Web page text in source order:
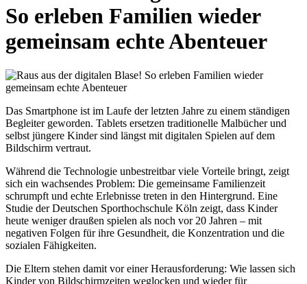
So erleben Familien wieder
gemeinsam echte Abenteuer
Das Smartphone ist im Laufe der letzten Jahre zu einem ständigen
Begleiter geworden. Tablets ersetzen traditionelle Malbücher und
selbst jüngere Kinder sind längst mit digitalen Spielen auf dem
Bildschirm vertraut.
Während die Technologie unbestreitbar viele Vorteile bringt, zeigt
sich ein wachsendes Problem: Die gemeinsame Familienzeit
schrumpft und echte Erlebnisse treten in den Hintergrund. Eine
Studie der Deutschen Sporthochschule Köln zeigt, dass Kinder
heute weniger draußen spielen als noch vor 20 Jahren – mit
negativen Folgen für ihre Gesundheit, die Konzentration und die
sozialen Fähigkeiten.
Die Eltern stehen damit vor einer Herausforderung: Wie lassen sich
Kinder von Bildschirmzeiten weglocken und wieder für